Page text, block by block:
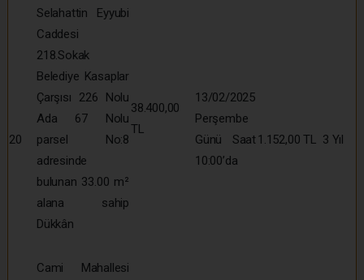
20
Selahattin Eyyubi
Caddesi
218.Sokak
Belediye Kasaplar
Çarşısı 226 Nolu
Ada 67 Nolu
parsel No:8
adresinde
bulunan 33.00 m²
alana sahip
Dükkân
38.400,00
TL
13/02/2025
Perşembe
Günü Saat
10:00’da
1.152,00 TL 3 Yıl
Cami Mahallesi